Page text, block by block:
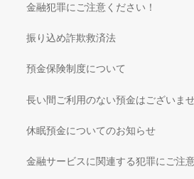
金融犯罪にご注意ください！
振り込め詐欺救済法
預金保険制度について
長い間ご利用のない預金はございま
休眠預金についてのお知らせ
金融サービスに関連する犯罪にご注